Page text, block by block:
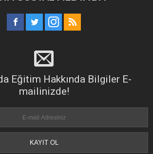
Eğitim Hakkında Bilgiler E-
mailinizde!